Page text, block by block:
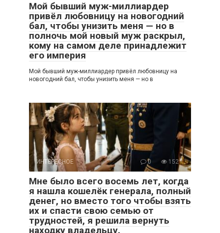
Мой бывший муж-миллиардер
привёл любовницу на новогодний
бал, чтобы унизить меня — но в
полночь мой новый муж раскрыл,
кому на самом деле принадлежит
его империя
Мой бывший муж-миллиардер привёл любовницу на
новогодний бал, чтобы унизить меня — но в
ИНТЕРЕСНОЕ 0 152
Мне было всего восемь лет, когда
я нашла кошелёк генерала, полный
денег, но вместо того чтобы взять
их и спасти свою семью от
трудностей, я решила вернуть
находку владельцу.